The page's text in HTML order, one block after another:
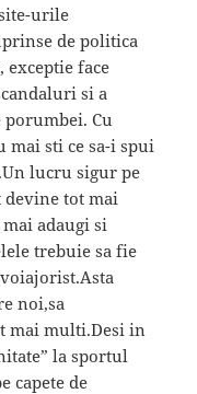
urile
de politica
face
si a
Cu
mai sti ce sa-i spui
lucru sigur pe
devine tot mai
adaugi si
trebuie sa fie
noi,sa
mai multi.Desi in
la sportul
capete de